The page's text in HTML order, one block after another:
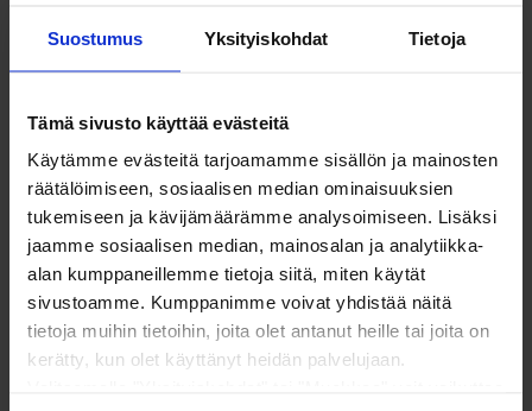
Suostumus Yksityiskohdat Tietoja
Tämä sivusto käyttää evästeitä
Käytämme evästeitä tarjoamamme sisällön ja mainosten
räätälöimiseen, sosiaalisen median ominaisuuksien
tukemiseen ja kävijämäärämme analysoimiseen. Lisäksi
jaamme sosiaalisen median, mainosalan ja analytiikka-
alan kumppaneillemme tietoja siitä, miten käytät
sivustoamme. Kumppanimme voivat yhdistää näitä
tietoja muihin tietoihin, joita olet antanut heille tai joita on
kerätty, kun olet käyttänyt heidän palvelujaan.
7.4.2020#maksukyky, suunnitelmallinen johtaminen
VIRVON VARVON TULEVAKS
VUODEKS
LUOTTOKELPOISEKS